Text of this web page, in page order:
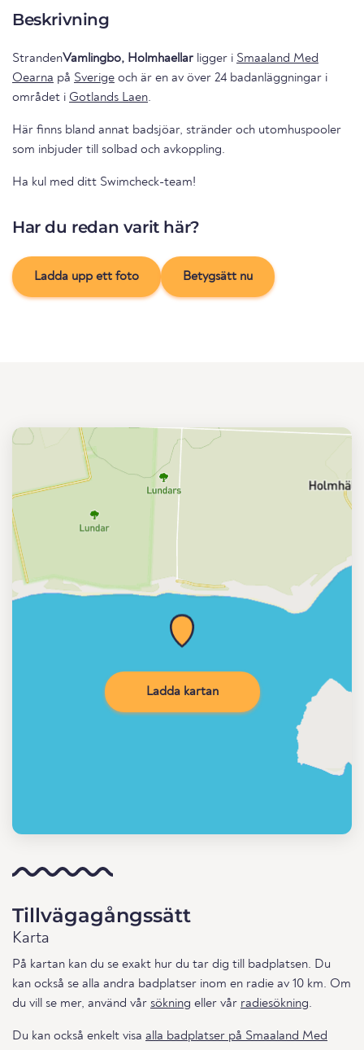
Beskrivning
StrandenVamlingbo, Holmhaellar ligger i Smaaland Med
Oearna på Sverige och är en av över 24 badanläggningar i
området i Gotlands Laen.
Här finns bland annat badsjöar, stränder och utomhuspooler
som inbjuder till solbad och avkoppling.
Ha kul med ditt Swimcheck-team!
Har du redan varit här?
Ladda upp ett foto Betygsätt nu
Ladda kartan
Tillvägagångssätt
Karta
På kartan kan du se exakt hur du tar dig till badplatsen. Du
kan också se alla andra badplatser inom en radie av 10 km. Om
du vill se mer, använd vår sökning eller vår radiesökning.
Du kan också enkelt visa alla badplatser på Smaaland Med